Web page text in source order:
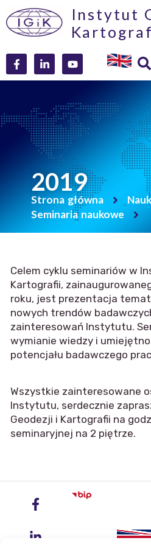
Instytut
2019
Strona główna
Seminaria naukowe
Celem cyklu seminariów w
Kartografii,
roku, jest prezentacja
nowych trendów
zainteresowań Instytutu.
wymianie wiedzy i
potencjału badawczego
Wszystkie zainteresowane
Instytutu, serdecznie
Geodezji i Kartografii na
seminaryjnej na 2 piętrze.